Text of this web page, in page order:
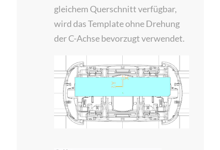
gleichem Querschnitt verfügbar,
wird das Template ohne Drehung
der C-Achse bevorzugt verwendet.